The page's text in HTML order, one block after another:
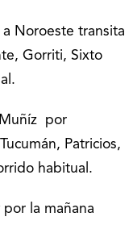
Noroeste transita
Gorriti, Sixto
por
Patricios,
habitual.
por la mañana